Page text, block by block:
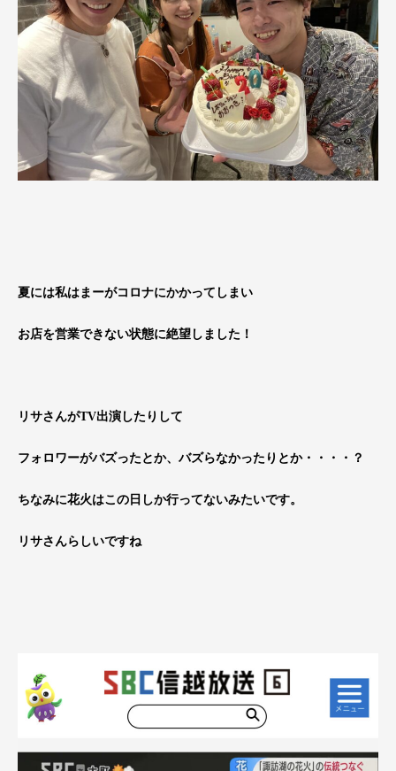
夏には私はまーがコロナにかかってしまい
お店を営業できない状態に絶望しました！
リサさんがTV出演したりして
フォロワーがバズったとか、バズらなかったりとか・・・・？
ちなみに花火はこの日しか行ってないみたいです。
リサさんらしいですね